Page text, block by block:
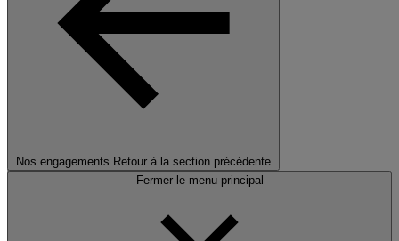
Nos engagements Retour à la section précédente
Fermer le menu principal